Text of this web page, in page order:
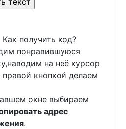
Как получить код?
понравившуюся
на неё курсор
кнопкой делаем
окне выбираем
адрес
.